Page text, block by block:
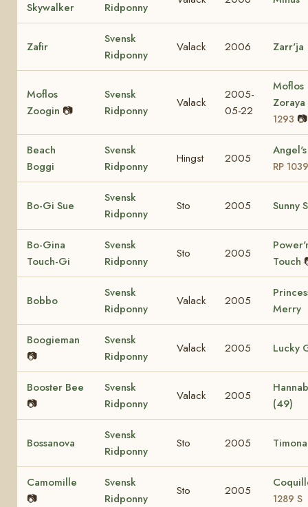
Skywalker Ridponny
Zafir
Svensk
Ridponny
Valack 2006 Zarr'ja
Moflos
Zoogin 📷
Svensk
Ridponny
Valack
2005-
05-22
Moflos
Zoraya
1293 📷
Beach
Boggi
Svensk
Ridponny
Hingst 2005
RP
Bo-Gi Sue
Svensk
Ridponny
Sto 2005 Sunny
Bo-Gina
Touch-Gi
Svensk
Ridponny
Sto 2005
Touch
Bobbo
Svensk
Ridponny
Valack 2005
Merry
Boogieman
📷
Svensk
Ridponny
Valack 2005 Lucky
Booster Bee
📷
Svensk
Ridponny
Valack 2005
(49)
Bossanova
Svensk
Ridponny
Sto 2005
Camomille
📷
Svensk
Ridponny
Sto 2005
1289 S